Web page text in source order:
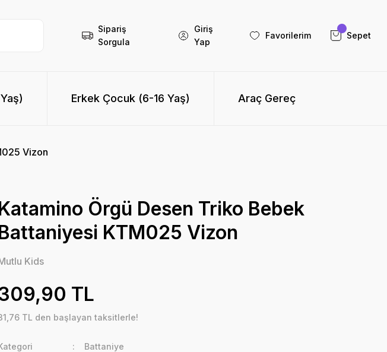
Sipariş
Sorgula
Giriş
Yap
Favorilerim Sepet
Erkek Çocuk (6-16 Yaş) Araç Gereç
Vizon
Örgü Desen Triko Bebek
KTM025 Vizon
Kids
TL
TL den başlayan taksitlerle!
Battaniye